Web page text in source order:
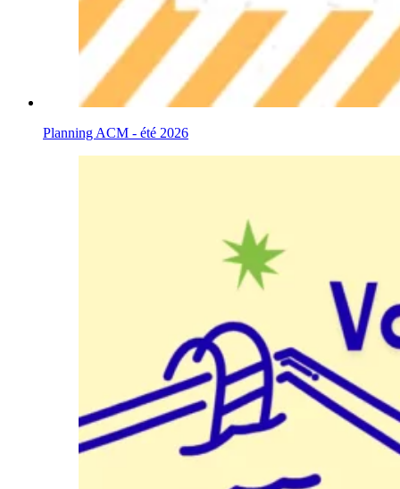
Planning ACM - été 2026